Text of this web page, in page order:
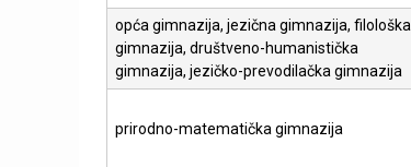
opća gimnazija, jezična gimnazija, filološka
gimnazija, društveno-humanistička
gimnazija, jezičko-prevodilačka gimnazija
prirodno-matematička gimnazija